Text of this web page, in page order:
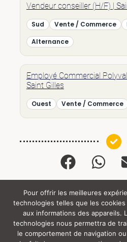
Vendeur conseiller (H/F) |
Sud Vente / Commerce
Alternance
Employé Commercial
Saint Gilles
Ouest Vente / Commerce
Tous droits réservés (c)
Pour offrir les meilleures
technologies telles que les
aux informations des appareils.
technologies nous permettra de
le comportement de navigation